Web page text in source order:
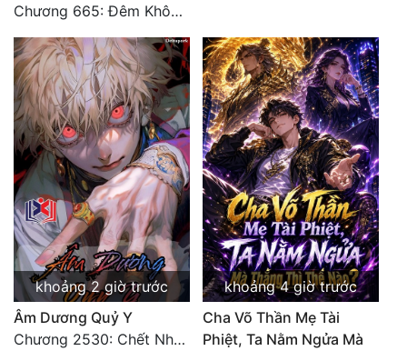
Chương 665: Đêm Không Dấu Vết
khoảng 2 giờ trước
Âm Dương Quỷ Y
Chương 2530: Chết Như Thế Nào
khoảng 4 giờ trước
Cha Võ Thần Mẹ Tài
Phiệt, Ta Nằm Ngửa Mà